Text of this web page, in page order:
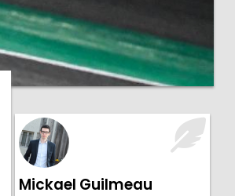
Mickael Guilmeau